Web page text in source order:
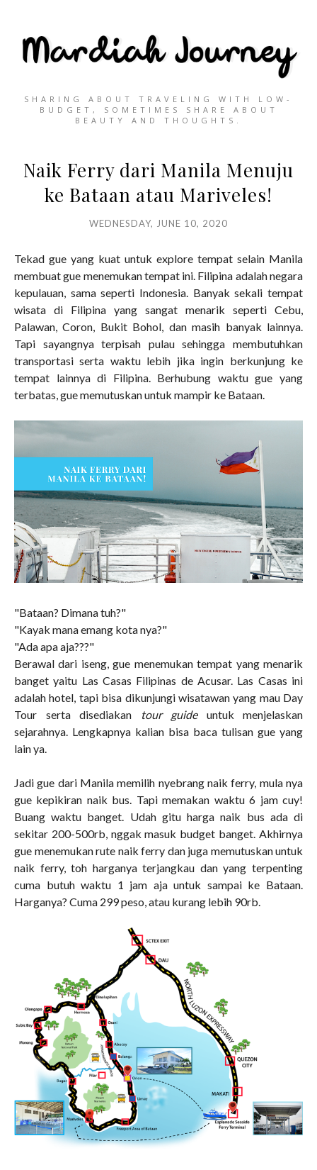
SHARING ABOUT TRAVELING WITH LOW-
BUDGET, SOMETIMES SHARE ABOUT
BEAUTY AND THOUGHTS.
Naik Ferry dari Manila Menuju
ke Bataan atau Mariveles!
WEDNESDAY, JUNE 10, 2020
Tekad gue yang kuat untuk explore tempat selain Manila
membuat gue menemukan tempat ini. Filipina adalah negara
kepulauan, sama seperti Indonesia. Banyak sekali tempat
wisata di Filipina yang sangat menarik seperti Cebu,
Palawan, Coron, Bukit Bohol, dan masih banyak lainnya.
Tapi sayangnya terpisah pulau sehingga membutuhkan
transportasi serta waktu lebih jika ingin berkunjung ke
tempat lainnya di Filipina. Berhubung waktu gue yang
terbatas, gue memutuskan untuk mampir ke Bataan.
"Bataan? Dimana tuh?"
"Kayak mana emang kota nya?"
"Ada apa aja???"
Berawal dari iseng, gue menemukan tempat yang menarik
banget yaitu Las Casas Filipinas de Acusar. Las Casas ini
adalah hotel, tapi bisa dikunjungi wisatawan yang mau Day
Tour serta disediakan
tour guide untuk menjelaskan
sejarahnya. Lengkapnya kalian bisa baca tulisan gue yang
lain ya.
Jadi gue dari Manila memilih nyebrang naik ferry, mula nya
gue kepikiran naik bus. Tapi memakan waktu 6 jam cuy!
Buang waktu banget. Udah gitu harga naik bus ada di
sekitar 200-500rb, nggak masuk budget banget. Akhirnya
gue menemukan rute naik ferry dan juga memutuskan untuk
naik ferry, toh harganya terjangkau dan yang terpenting
cuma butuh waktu 1 jam aja untuk sampai ke Bataan.
Harganya? Cuma 299 peso, atau kurang lebih 90rb.